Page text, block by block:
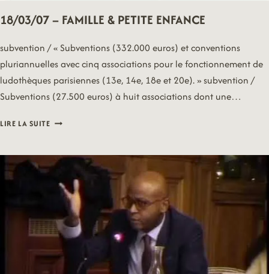
18/03/07 – FAMILLE & PETITE ENFANCE
subvention / « Subventions (332.000 euros) et conventions
pluriannuelles avec cinq associations pour le fonctionnement de
ludothèques parisiennes (13e, 14e, 18e et 20e). » subvention /
Subventions (27.500 euros) à huit associations dont une…
LIRE LA SUITE18/03/07
&
ENFANCE